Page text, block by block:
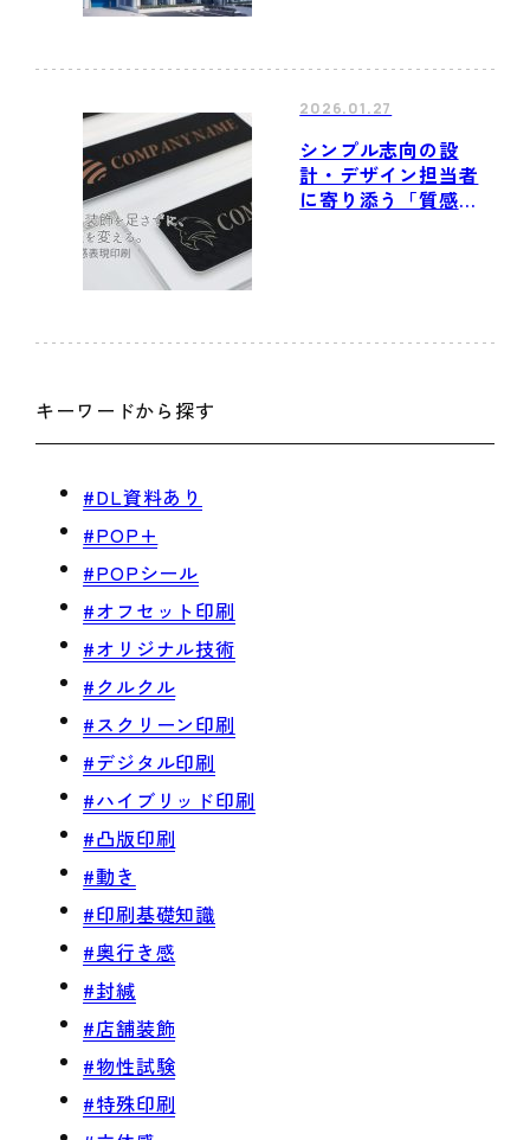
2026.01.27
シンプル志向の設
計・デザイン担当者
に寄り添う「質感表
キーワードから探す
#DL資料あり
#POP+
#POPシール
#オフセット印刷
#オリジナル技術
#クルクル
#スクリーン印刷
#デジタル印刷
#ハイブリッド印刷
#凸版印刷
#動き
#印刷基礎知識
#奥行き感
#封緘
#店舗装飾
#物性試験
#特殊印刷